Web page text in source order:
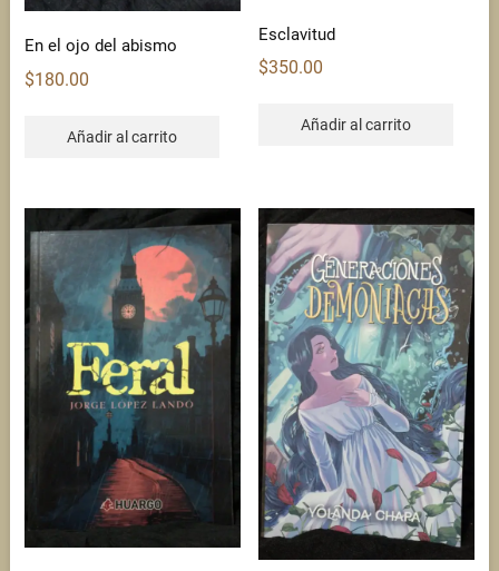
En el ojo del abismo
$180.00
Añadir al carrito
Esclavitud
$350.00
Añadir al carrito